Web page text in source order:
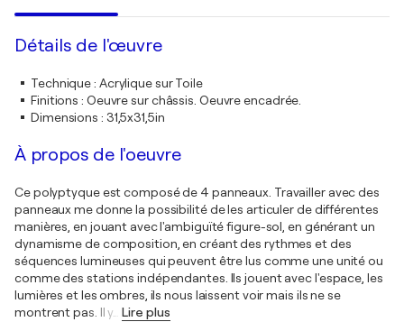
Détails de l'œuvre
Technique: Acrylique sur Toile
Finitions : Oeuvre sur châssis. Oeuvre encadrée.
Dimensions : 31,5x31,5in
À propos de l'oeuvre
Ce polyptyque est composé de 4 panneaux. Travailler avec des
panneaux me donne la possibilité de les articuler de différentes
manières, en jouant avec l'ambiguïté figure-sol, en générant un
dynamisme de composition, en créant des rythmes et des
séquences lumineuses qui peuvent être lus comme une unité ou
comme des stations indépendantes. Ils jouent avec l'espace, les
lumières et les ombres, ils nous laissent voir mais ils ne se
montrent pas. Il y
Lire plus